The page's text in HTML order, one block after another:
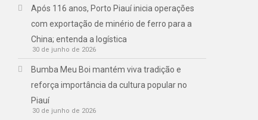
Após 116 anos, Porto Piauí inicia operações
com exportação de minério de ferro para a
China; entenda a logística
30 de junho de 2026
Bumba Meu Boi mantém viva tradição e
reforça importância da cultura popular no
Piauí
30 de junho de 2026